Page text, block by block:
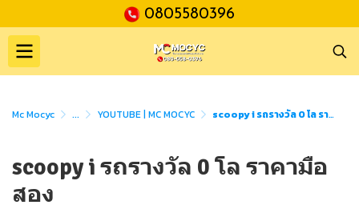
0805580396
Mc Mocyc ... YOUTUBE | MC MOCYC scoopy i รถรางวัล 0 โล ราคามือสอง
scoopy i รถรางวัล 0 โล ราคามือ
สอง